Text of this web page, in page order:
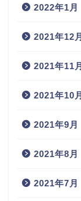
2022年1月
2021年12月
2021年11月
2021年10月
2021年9月
2021年8月
2021年7月